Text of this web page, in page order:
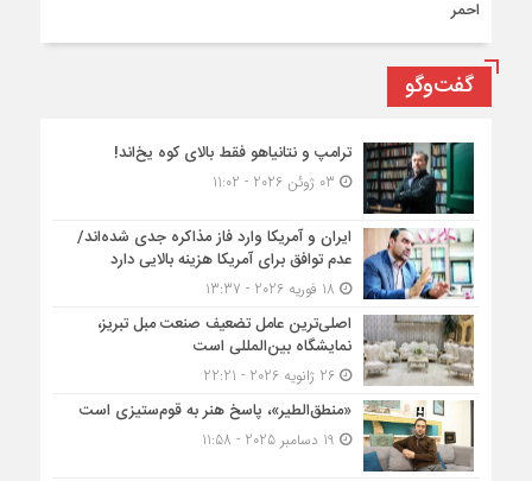
احمر
گفت‌وگو
ترامپ و نتانیاهو فقط بالای کوه یخ‌اند!
ایران و آمریکا وارد فاز مذاکره جدی شده‌اند/
عدم توافق برای آمریکا هزینه بالایی دارد
اصلی‌ترین عامل تضعیف صنعت مبل تبریز،
نمایشگاه بین‌المللی است
26 ژانویه 2026 - 22:21
«منطق‌الطیر»، پاسخ هنر به قوم‌ستیزی است